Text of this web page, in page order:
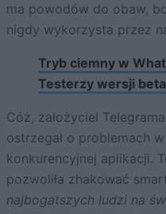
ma powodów do obaw,
nigdy wykorzysta przez
Tryb ciemny w
Testerzy wersji
Cóż, założyciel
ostrzegał o problemach
konkurencyjnej aplikacji.
pozwoliła zhakować
najbogatszych ludzi na